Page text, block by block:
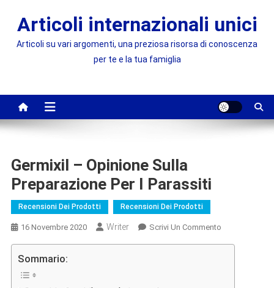
Articoli internazionali unici
Articoli su vari argomenti, una preziosa risorsa di conoscenza
per te e la tua famiglia
Germixil – Opinione Sulla
Preparazione Per I Parassiti
Recensioni Dei Prodotti Recensioni Dei Prodotti
16 Novembre 2020 Writer Scrivi Un CommentoOn
Sommario: